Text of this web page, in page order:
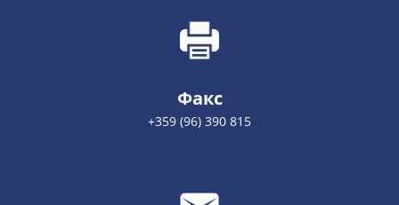
Факс
+359 (96) 390 815